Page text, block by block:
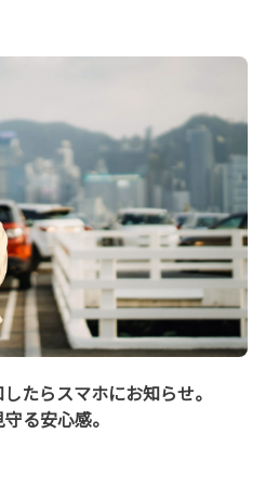
たらスマホにお知らせ。
る安心感。